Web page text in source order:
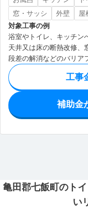
窓・サッシ
外壁 屋
対象工事の例
浴室やトイレ、キッチン
天井又は床の断熱改修、
段差の解消などのバリア
工事
補助金
亀田郡七飯町のト
い